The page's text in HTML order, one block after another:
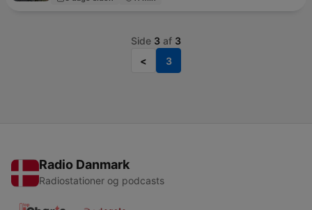
Side 3 af 3
<
3
Radio Danmark
Radiostationer og podcasts